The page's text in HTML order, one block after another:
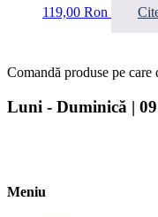
119,00 Ron
Comandă produse pe
Luni - Duminică |
Meniu